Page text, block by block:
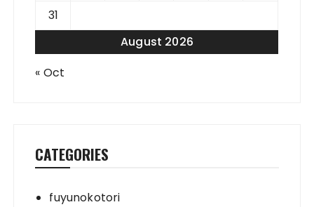
August 2026
31
« Oct
CATEGORIES
fuyunokotori